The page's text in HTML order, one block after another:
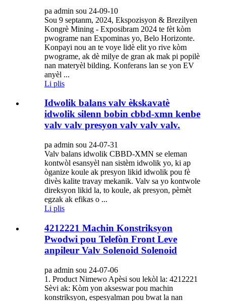
pa admin sou 24-09-10
Sou 9 septanm, 2024, Ekspozisyon & Brezilyen
Kongrè Mining - Exposibram 2024 te fèt kòm
pwograme nan Expominas yo, Belo Horizonte.
Konpayi nou an te voye lidè elit yo rive kòm
pwograme, ak dè milye de gran ak mak pi popilè
nan materyèl bilding. Konferans lan se yon EV
anyèl ...
Li plis
Idwolik balans valv èkskavatè
idwolik silenn bobin cbbd-xmn kenbe
valv valv presyon valv valv valv.
pa admin sou 24-07-31
Valv balans idwolik CBBD-XMN se eleman
kontwòl esansyèl nan sistèm idwolik yo, ki ap
òganize koule ak presyon likid idwolik pou fè
divès kalite travay mekanik. Valv sa yo kontwole
direksyon likid la, to koule, ak presyon, pèmèt
egzak ak efikas o ...
Li plis
4212221 Machin Konstriksyon
Pwodwi pou Telefòn Front Leve
anpileur Valv Solenoid Solenoid
pa admin sou 24-07-06
1. Product Nimewo Apèsi sou lekòl la: 4212221
Sèvi ak: Kòm yon akseswar pou machin
konstriksyon, espesyalman pou bwat la nan